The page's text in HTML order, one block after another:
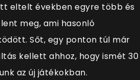
eltelt években egyre több és
meg, ami hasonló
Sőt, egy ponton túl már
kellett ahhoz, hogy ismét 30
az új játékokban.